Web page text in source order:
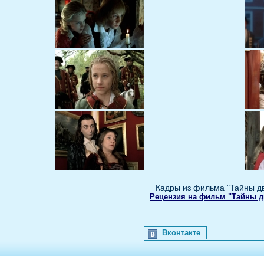
Кадры из фильма "Тайны
Рецензия на фильм "Тайны
Вконтакте